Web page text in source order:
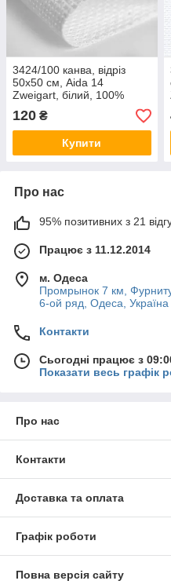
3424/100 канва, відріз
50х50 см, Aida 14
Zweigart, білий, 100%
бавовна
120 ₴
Купити
Про нас
95% позитивних з 21
Працює з 11.12.2014
м. Одеса
Промрынок 7 км,
6-ой ряд, Одеса, Україна
Контакти
Сьогодні працює з
Показати весь графік
Про нас
Контакти
Доставка та оплата
Графік роботи
Повна версія сайту